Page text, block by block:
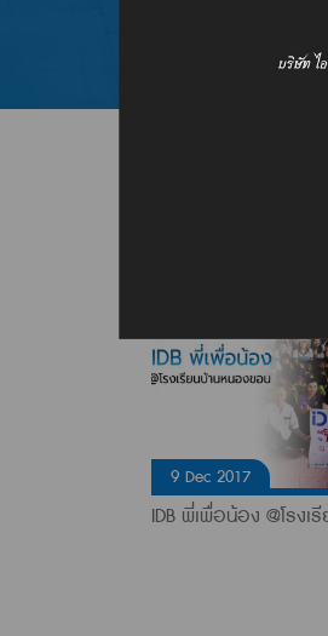
9 Dec 2017
IDB พี่เพื่อน้อง @โรง